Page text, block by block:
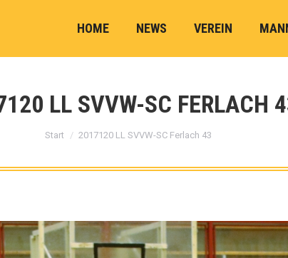
HOME NEWS VEREIN
LL SVVW-SC FERLACH
Sie befinden sich hier:
Start 2017120 LL SVVW-SC Ferlach 43